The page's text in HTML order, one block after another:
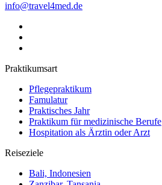
info@travel4med.de
Praktikumsart
Pflegepraktikum
Famulatur
Praktisches Jahr
Praktikum für medizinische Berufe
Hospitation als Ärztin oder Arzt
Reiseziele
Bali, Indonesien